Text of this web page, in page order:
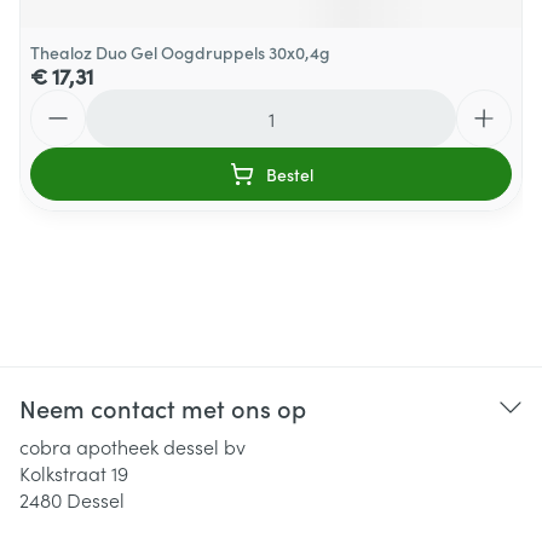
Thealoz Duo Gel Oogdruppels 30x0,4g
€ 17,31
Bestel
Neem contact met ons op
cobra apotheek dessel bv
Kolkstraat 19
2480 Dessel